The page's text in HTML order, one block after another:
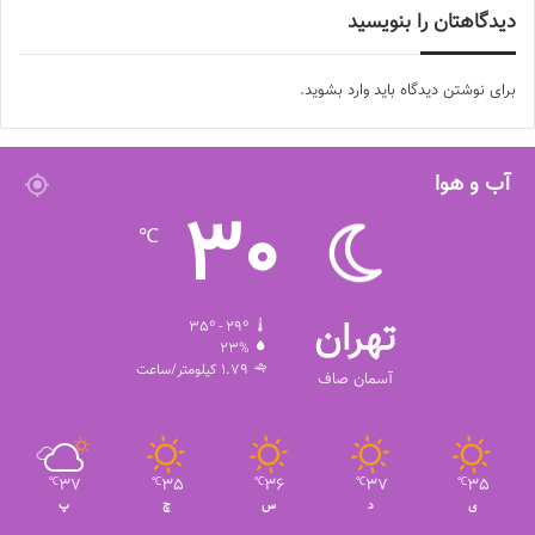
دیدگاهتان را بنویسید
برای نوشتن دیدگاه باید وارد بشوید.
آب و هوا
تهران
آسمان صاف
30
℃
35º - 29º
23%
1.79 کیلومتر/ساعت
35
℃
ی
37
℃
د
36
℃
س
35
℃
چ
37
℃
پ